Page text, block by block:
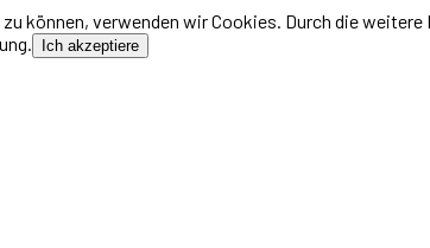
können, verwenden wir Cookies. Durch die
Ich akzeptiere